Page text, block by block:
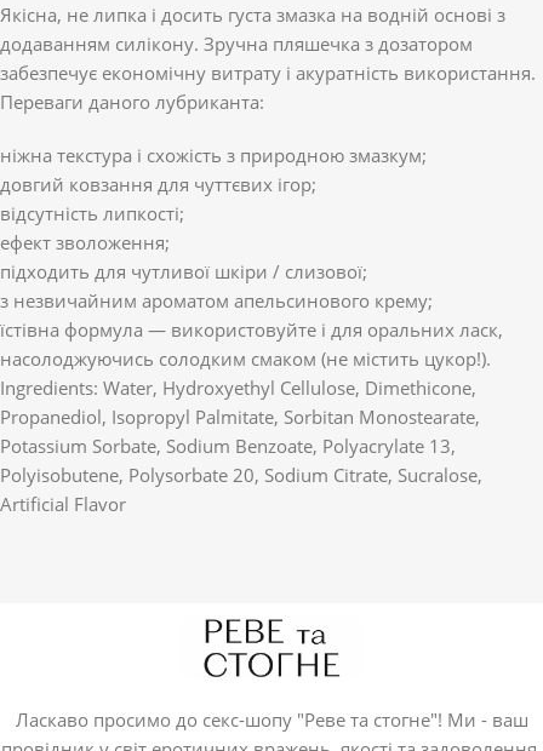
Якісна, не липка і досить густа змазка на водній основі з
додаванням силікону. Зручна пляшечка з дозатором
забезпечує економічну витрату і акуратність використання.
Переваги даного лубриканта:
ніжна текстура і схожість з природною змазкум;
довгий ковзання для чуттєвих ігор;
відсутність липкості;
ефект зволоження;
підходить для чутливої шкіри / слизової;
з незвичайним ароматом апельсинового крему;
їстівна формула — використовуйте і для оральних ласк,
насолоджуючись солодким смаком (не містить цукор!).
Ingredients: Water, Hydroxyethyl Cellulose, Dimethicone,
Propanediol, Isopropyl Palmitate, Sorbitan Monostearate,
Potassium Sorbate, Sodium Benzoate, Polyacrylate 13,
Polyisobutene, Polysorbate 20, Sodium Citrate, Sucralose,
Artificial Flavor
Ласкаво просимо до секс-шопу "Реве та стогне"! Ми - ваш